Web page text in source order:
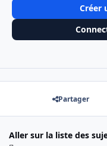
Créer
Partager
Aller sur la liste des